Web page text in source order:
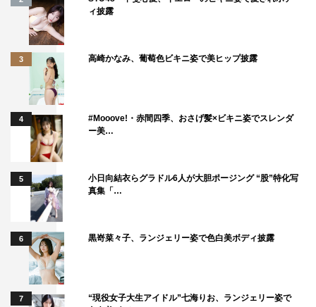
ィ披露
3 高崎かなみ、葡萄色ビキニ姿で美ヒップ披露
4
#Mooove!・赤間四季、おさげ髪×ビキニ姿でスレンダ
ー美…
5
小日向結衣らグラドル6人が大胆ポージング “股”特化写
真集「…
6 黒嵜菜々子、ランジェリー姿で色白美ボディ披露
7
“現役女子大生アイドル”七海りお、ランジェリー姿で